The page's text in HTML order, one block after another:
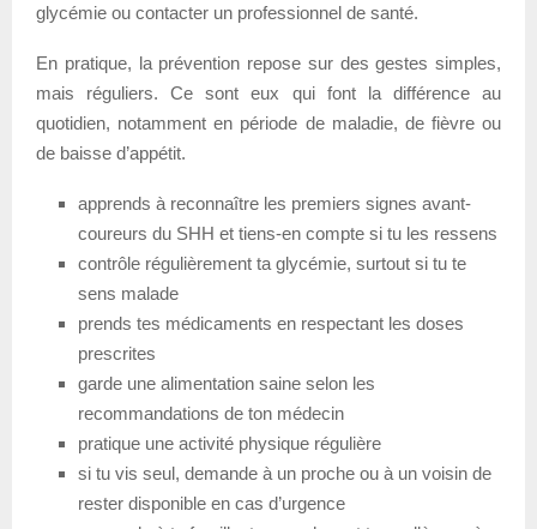
glycémie ou contacter un professionnel de santé.
En pratique, la prévention repose sur des gestes simples,
mais réguliers. Ce sont eux qui font la différence au
quotidien, notamment en période de maladie, de fièvre ou
de baisse d’appétit.
apprends à reconnaître les premiers signes avant-
coureurs du SHH et tiens-en compte si tu les ressens
contrôle régulièrement ta glycémie, surtout si tu te
sens malade
prends tes médicaments en respectant les doses
prescrites
garde une alimentation saine selon les
recommandations de ton médecin
pratique une activité physique régulière
si tu vis seul, demande à un proche ou à un voisin de
rester disponible en cas d’urgence